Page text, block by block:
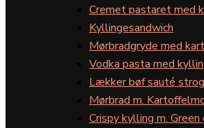
Cremet pastaret med
Kyllingesandwich
Mørbradgryde med
Vodka pasta med
Lækker bøf sauté
Mørbrad m.
Crispy kylling m.